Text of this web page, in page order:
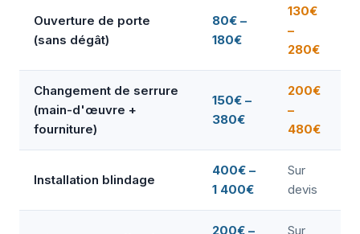
Ouverture de porte
(sans dégât)
80€ –
180€
130€
–
280€
Changement de serrure
(main-d'œuvre +
fourniture)
150€ –
380€
200€
–
480€
Installation blindage
400€ –
1 400€
Sur
devis
200€ –
Sur